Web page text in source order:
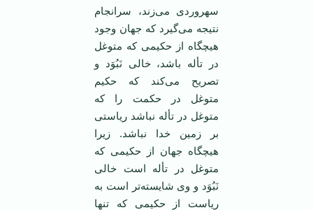
سهروردی می‌زند، سرانجام
نتیجه می‌گیرد که جهان وجود
هیچگاه از حکیمی که متوغل
در تأله باشد، خالی نَبُوَد و
تصریح می‌کند که حکیم
متوغل در حکمت را که
متوغل در تأله نباشد ریاستی
بر زمین خدا نباشد. زیرا
هیچگاه جهان از حکیمی که
متوغل در تأله است خالی
نَبُوَد و وی شایسته‌تر است به
ریاست از حکیمی که تنها